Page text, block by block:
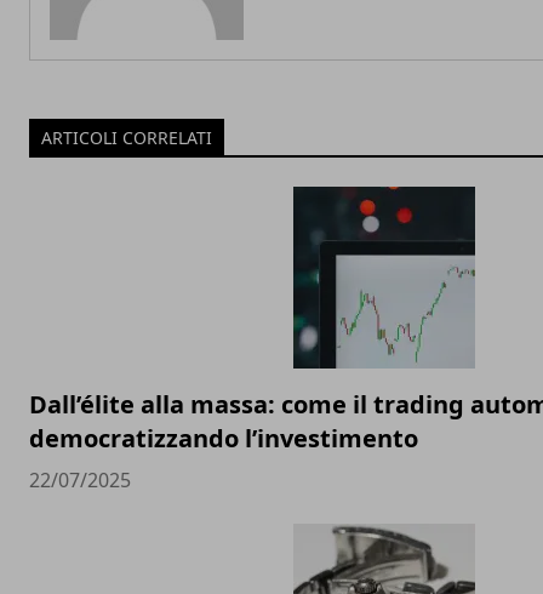
ARTICOLI CORRELATI
Dall’élite alla massa: come il trading
democratizzando l’investimento
22/07/2025